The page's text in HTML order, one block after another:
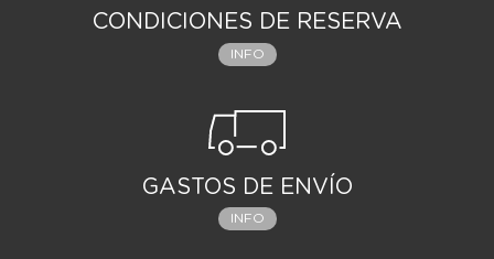
CONDICIONES DE RESERVA
INFO
GASTOS DE ENVÍO
INFO